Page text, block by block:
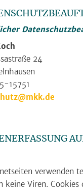
24
15751
verwenden
keine Viren.